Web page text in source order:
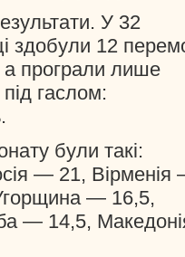
У 32
здобули 12
а програли лише
гаслом:
були такі:
— 21, Вірменія
— 16,5,
— 14,5,